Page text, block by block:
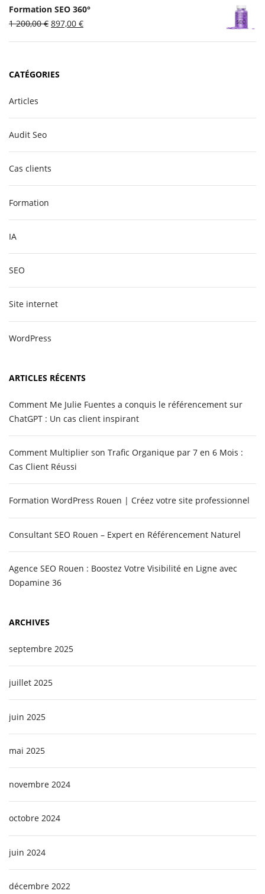
était :
497,00 €.
est :
297,00 €.
Formation SEO 360°
1 200,00€ Le
1
897,00 €Le
CATÉGORIES
Articles
Audit Seo
Cas clients
Formation
IA
SEO
Site internet
WordPress
ARTICLES RÉCENTS
Comment Me Julie Fuentes a conquis le référencement sur
ChatGPT : Un cas client inspirant
Comment Multiplier son Trafic Organique par 7 en 6 Mois :
Cas Client Réussi
Formation WordPress Rouen | Créez votre site professionnel
Consultant SEO Rouen – Expert en Référencement Naturel
Agence SEO Rouen : Boostez Votre Visibilité en Ligne avec
Dopamine 36
ARCHIVES
septembre 2025
juillet 2025
juin 2025
mai 2025
novembre 2024
octobre 2024
juin 2024
décembre 2022